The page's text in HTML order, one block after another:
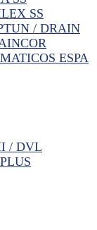
SS
/ DRAIN
ESPA
/ DVL